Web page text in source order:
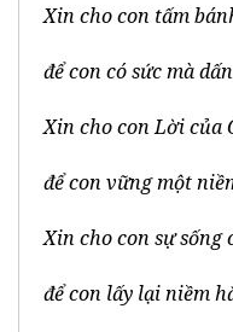
Xin cho con tấm
để con có sức mà
Xin cho con Lời của
để con vững một
Xin cho con sự sống
để con lấy lại niềm